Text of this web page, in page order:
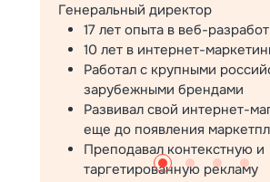
Генеральный директор
17 лет опыта в веб-
10 лет в интернет-
Работал с крупными
зарубежными брендами
Развивал свой интернет-
еще до появления
Преподавал контекстную и
таргетированную рекламу